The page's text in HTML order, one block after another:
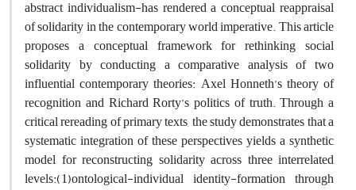
abstract individualism-has rendered a conceptual reappraisal
of solidarity in the contemporary world imperative. This article
proposes a conceptual framework for rethinking social
solidarity by conducting a comparative analysis of two
influential contemporary theories: Axel Honneth’s theory of
recognition and Richard Rorty’s politics of truth. Through a
critical rereading of primary texts, the study demonstrates that a
systematic integration of these perspectives yields a synthetic
model for reconstructing solidarity across three interrelated
levels:‌(1)‌ontological-individual identity-formation through